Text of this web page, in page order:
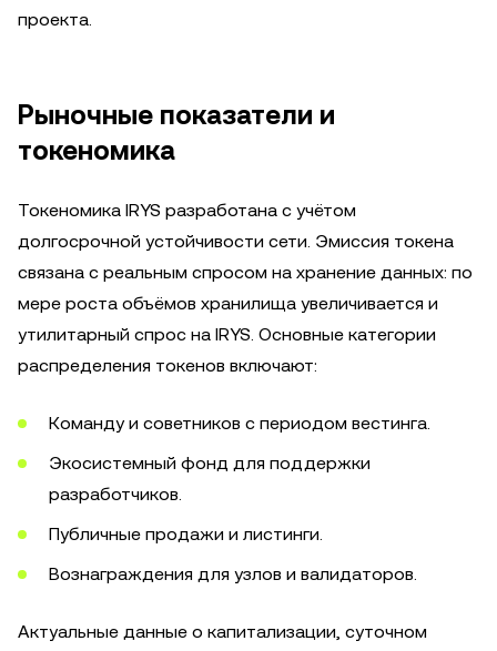
проекта.
Рыночные показатели и
токеномика
Токеномика IRYS разработана с учётом
долгосрочной устойчивости сети. Эмиссия токена
связана с реальным спросом на хранение данных: по
мере роста объёмов хранилища увеличивается и
утилитарный спрос на IRYS. Основные категории
распределения токенов включают:
Команду и советников с периодом вестинга.
Экосистемный фонд для поддержки
разработчиков.
Публичные продажи и листинги.
Вознаграждения для узлов и валидаторов.
Актуальные данные о капитализации, суточном